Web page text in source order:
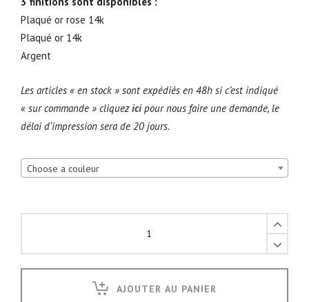
Plaqué or rose 14k
Plaqué or 14k
Argent
Les articles « en stock » sont expédiés en 48h si c’est indiqué
« sur commande » cliquezicipour nous faire une demande, le
délai d’impression sera de 20 jours.
Choose a couleur
Etoile
AJOUTER AU PANIER